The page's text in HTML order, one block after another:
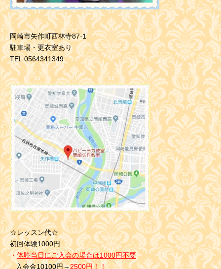
岡崎市矢作町西林寺87-1
駐車場・更衣室あり
TEL 0564341349
☆レッスン代☆
初回体験1000円
・ 体験当日にご入会の場合は1000円不要
入会金10100円→2500円！！